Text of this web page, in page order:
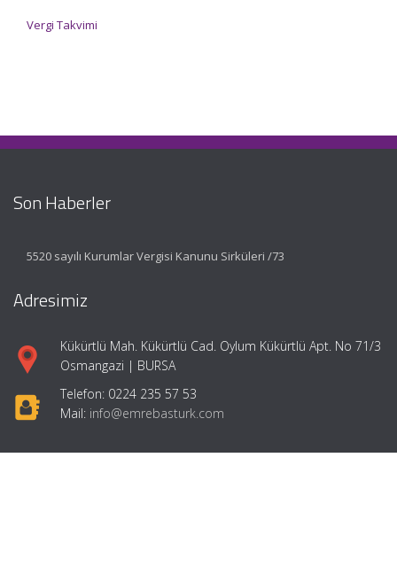
Vergi Takvimi
Son Haberler
5520 sayılı Kurumlar Vergisi Kanunu Sirküleri /73
Adresimiz
Kükürtlü Mah. Kükürtlü Cad. Oylum Kükürtlü Apt. No 71/3
Osmangazi | BURSA
Telefon: 0224 235 57 53
Mail: info@emrebasturk.com
Hızlı Menü